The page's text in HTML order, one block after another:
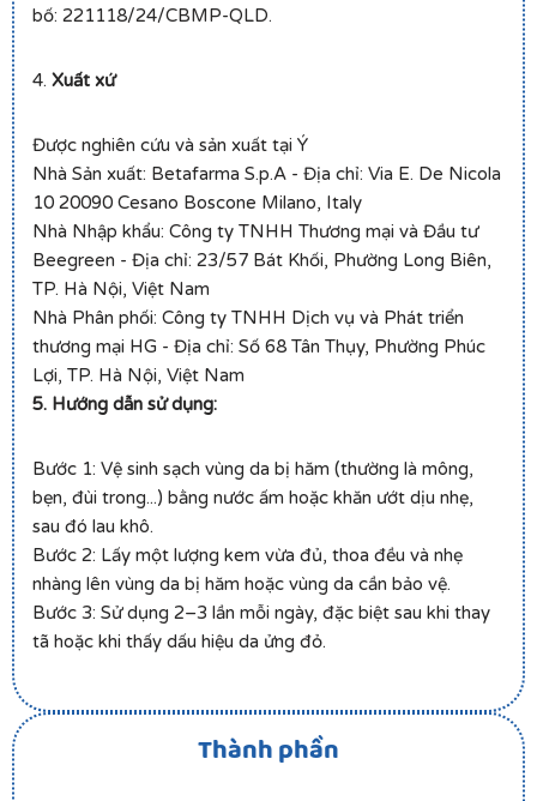
bố: 221118/24/CBMP-QLD.
4. Xuất xứ
Được nghiên cứu và sản xuất tại Ý
Nhà Sản xuất: Betafarma S.p.A - Địa chỉ: Via E. De Nicola
10 20090 Cesano Boscone Milano, Italy
Nhà Nhập khẩu: Công ty TNHH Thương mại và Đầu tư
Beegreen - Địa chỉ: 23/57 Bát Khối, Phường Long Biên,
TP. Hà Nội, Việt Nam
Nhà Phân phối: Công ty TNHH Dịch vụ và Phát triển
thương mại HG - Địa chỉ: Số 68 Tân Thụy, Phường Phúc
Lợi, TP. Hà Nội, Việt Nam
5. Hướng dẫn sử dụng:
Bước 1: Vệ sinh sạch vùng da bị hăm (thường là mông,
bẹn, đùi trong...) bằng nước ấm hoặc khăn ướt dịu nhẹ,
sau đó lau khô.
Bước 2: Lấy một lượng kem vừa đủ, thoa đều và nhẹ
nhàng lên vùng da bị hăm hoặc vùng da cần bảo vệ.
Bước 3: Sử dụng 2–3 lần mỗi ngày, đặc biệt sau khi thay
tã hoặc khi thấy dấu hiệu da ửng đỏ.
Thành phần